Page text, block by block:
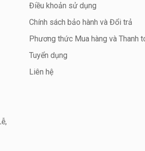
Điều khoản sử dụng
Chính sách bảo hành và Đổi trả
Phương thức Mua hàng và Thanh
Tuyển dụng
Liên hệ